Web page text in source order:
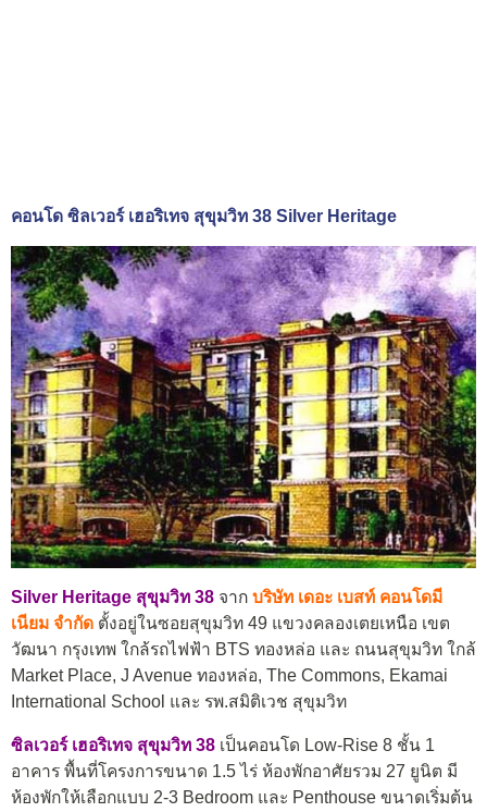
คอนโด ซิลเวอร์ เฮอริเทจ สุขุมวิท 38 Silver Heritage
Silver Heritage สุขุมวิท 38 จาก บริษัท เดอะ เบสท์ คอนโดมี
เนียม จำกัด ตั้งอยู่ในซอยสุขุมวิท 49 แขวงคลองเตยเหนือ เขต
วัฒนา กรุงเทพ ใกล้รถไฟฟ้า BTS ทองหล่อ และ ถนนสุขุมวิท ใกล้
Market Place, J Avenue ทองหล่อ, The Commons, Ekamai
International School และ รพ.สมิติเวช สุขุมวิท
ซิลเวอร์ เฮอริเทจ สุขุมวิท 38 เป็นคอนโด Low-Rise 8 ชั้น 1
อาคาร พื้นที่โครงการขนาด 1.5 ไร่ ห้องพักอาศัยรวม 27 ยูนิต มี
ห้องพักให้เลือกแบบ 2-3 Bedroom และ Penthouse ขนาดเริ่มต้น